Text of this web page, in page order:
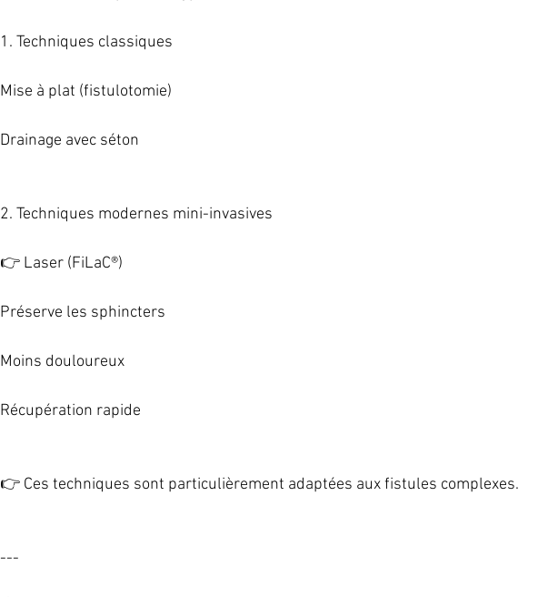
1. Techniques classiques
Mise à plat (fistulotomie)
Drainage avec séton
2. Techniques modernes mini-invasives
👉 Laser (FiLaC®)
Préserve les sphincters
Moins douloureux
Récupération rapide
👉 Ces techniques sont particulièrement adaptées aux fistules complexes.
---